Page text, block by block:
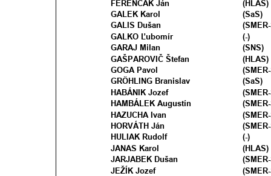
FERENČÁK Ján
(HLAS)
GALEK Karol
(SaS)
GALIS Dušan
GALKO Ľubomír
(-)
GARAJ Milan
(SNS)
GAŠPAROVIČ Štefan
(HLAS)
GOGA Pavol
GRӦHLING Branislav
(SaS)
HABÁNIK Jozef
HAMBÁLEK Augustín
HAZUCHA Ivan
HORVÁTH Ján
HULIAK Rudolf
(-)
JANAS Karol
(HLAS)
JARJABEK Dušan
JEŽÍK Jozef